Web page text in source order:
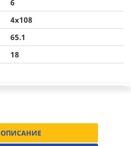
6
4x108
65.1
18
ОПИСАНИЕ